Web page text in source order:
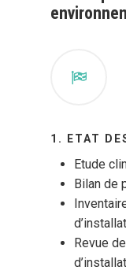
1. ETAT
Etude
Bilan de
Revue